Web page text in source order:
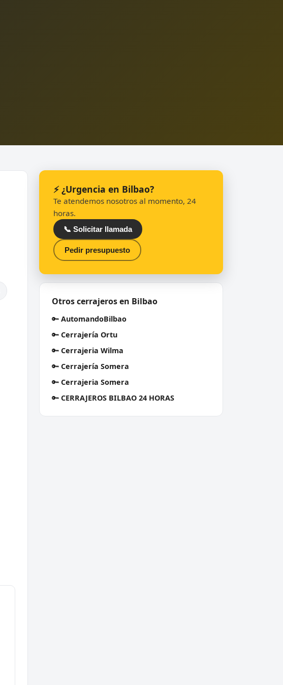
⚡ ¿Urgencia en Bilbao?
Te atendemos nosotros al momento, 24
horas.
📞 Solicitar llamada
Pedir presupuesto
Otros cerrajeros en Bilbao
🔑 AutomandoBilbao
🔑 Cerrajería Ortu
🔑 Cerrajeria Wilma
🔑 Cerrajería Somera
🔑 Cerrajeria Somera
🔑 CERRAJEROS BILBAO 24 HORAS